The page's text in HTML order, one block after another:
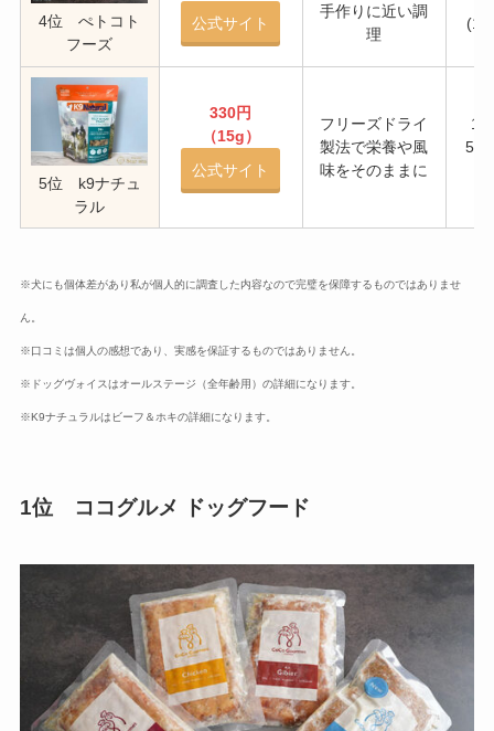
4位 ぺトコト
フーズ
公式サイト
手作りに近い調
理
(1
5位 k9ナチュ
ラル
330円
（15g）
公式サイト
フリーズドライ
製法で栄養や風
味をそのままに
※犬にも個体差があり私が個人的に調査した内容なので完璧を保障するものではありませ
ん。
※口コミは個人の感想であり、実感を保証するものではありません。
※ドッグヴォイスはオールステージ（全年齢用）の詳細になります。
※K9ナチュラルはビーフ＆ホキの詳細になります。
1位 ココグルメ ドッグフード